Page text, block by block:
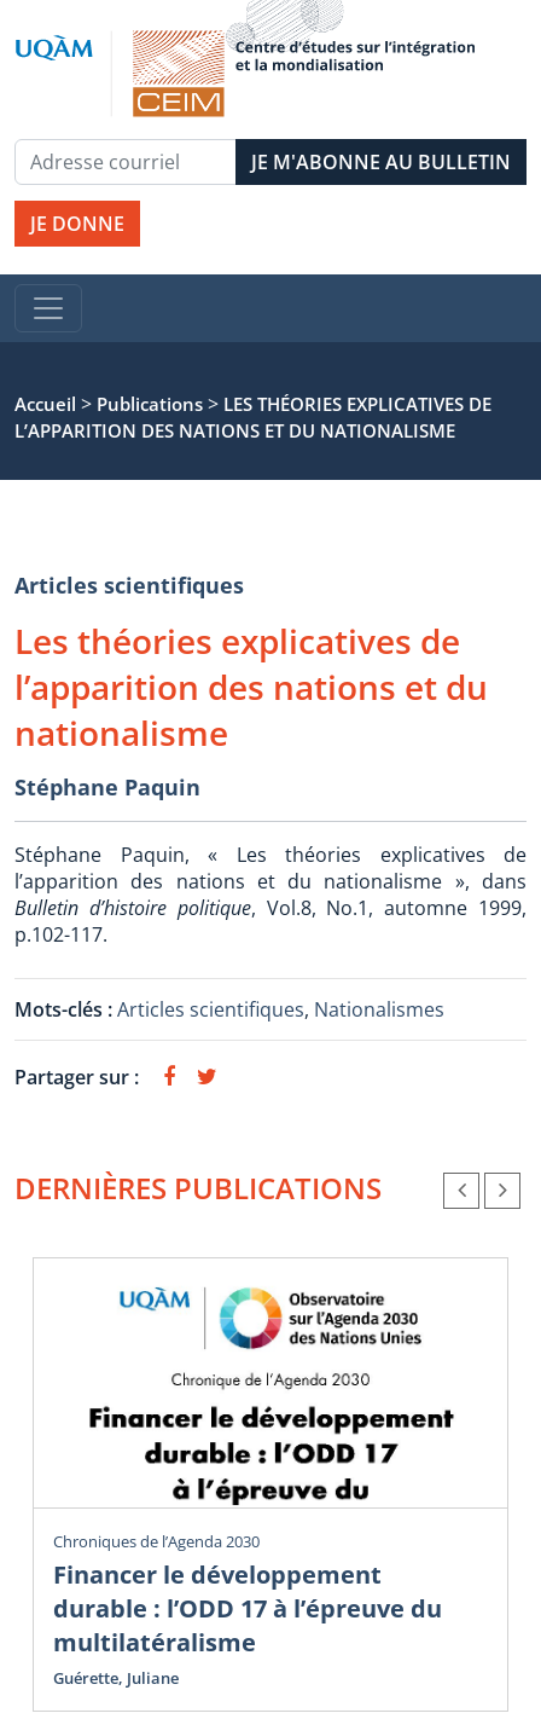
JE DONNE
Accueil > Publications > LES THÉORIES EXPLICATIVES DE
L’APPARITION DES NATIONS ET DU NATIONALISME
Articles scientifiques
Les théories explicatives de
l’apparition des nations et du
nationalisme
Stéphane Paquin
Stéphane Paquin, « Les théories explicatives de
l’apparition des nations et du nationalisme », dans
Bulletin d’histoire politique, Vol.8, No.1, automne 1999,
p.102-117.
Mots-clés :Articles scientifiques, Nationalismes
Partager sur :
DERNIÈRES PUBLICATIONS
Chroniques de l’Agenda 2030
Financer le développement
durable : l’ODD 17 à l’épreuve du
multilatéralisme
Guérette, Juliane